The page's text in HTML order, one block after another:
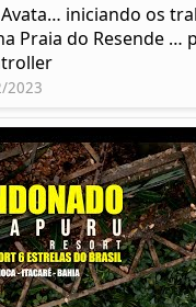
iniciando os
Praia do Resende …
2023